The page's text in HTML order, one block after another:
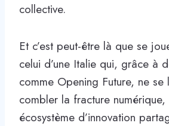
collective.
Et c’est peut-être là que se
celui d’une Italie qui, grâce à
comme Opening Future, ne se
combler la fracture numérique,
écosystème d’innovation